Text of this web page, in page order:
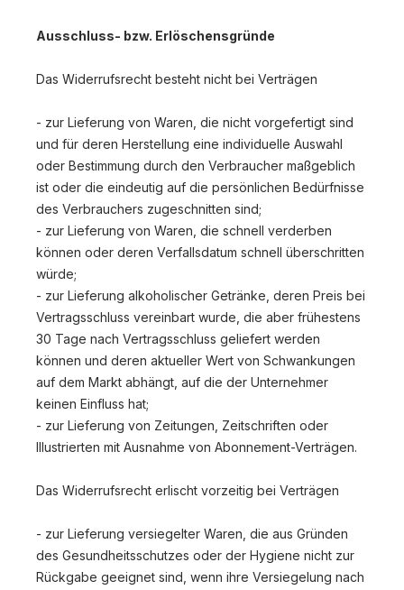
Ausschluss- bzw. Erlöschensgründe
Das Widerrufsrecht besteht nicht bei Verträgen
- zur Lieferung von Waren, die nicht vorgefertigt sind
und für deren Herstellung eine individuelle Auswahl
oder Bestimmung durch den Verbraucher maßgeblich
ist oder die eindeutig auf die persönlichen Bedürfnisse
des Verbrauchers zugeschnitten sind;
- zur Lieferung von Waren, die schnell verderben
können oder deren Verfallsdatum schnell überschritten
würde;
- zur Lieferung alkoholischer Getränke, deren Preis bei
Vertragsschluss vereinbart wurde, die aber frühestens
30 Tage nach Vertragsschluss geliefert werden
können und deren aktueller Wert von Schwankungen
auf dem Markt abhängt, auf die der Unternehmer
keinen Einfluss hat;
- zur Lieferung von Zeitungen, Zeitschriften oder
Illustrierten mit Ausnahme von Abonnement-Verträgen.
Das Widerrufsrecht erlischt vorzeitig bei Verträgen
- zur Lieferung versiegelter Waren, die aus Gründen
des Gesundheitsschutzes oder der Hygiene nicht zur
Rückgabe geeignet sind, wenn ihre Versiegelung nach